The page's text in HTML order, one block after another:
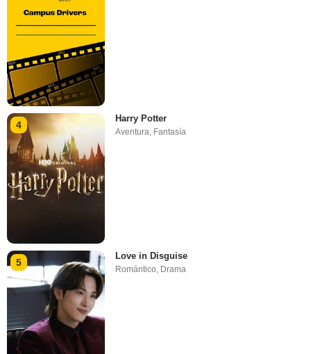
4
Harry Potter
Aventura Fantasía
5
Love in Disguise
Romántico, Drama